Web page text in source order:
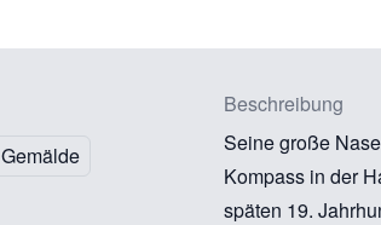
Gemälde
Beschreibung
Seine große
Kompass in der
späten 19.